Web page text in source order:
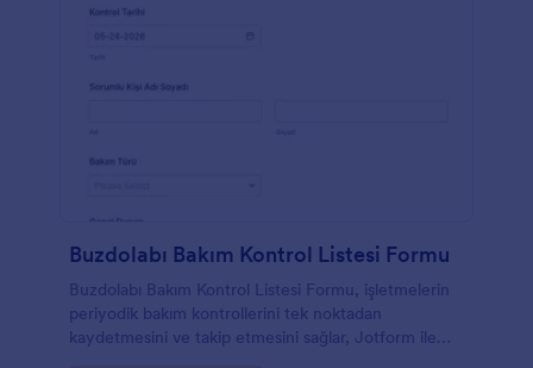
Buzdolabı Bakım Kontrol Listesi Formu
Buzdolabı Bakım Kontrol Listesi Formu, işletmelerin
periyodik bakım kontrollerini tek noktadan
kaydetmesini ve takip etmesini sağlar, Jotform ile